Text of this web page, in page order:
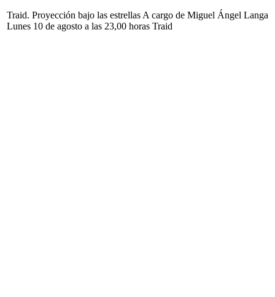
Traid. Proyección bajo las estrellas A cargo de Miguel Ángel Langa
Lunes 10 de agosto a las 23,00 horas Traid